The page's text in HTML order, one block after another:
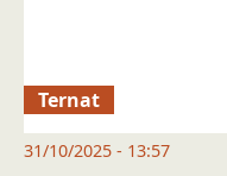
Ternat
31/10/2025 - 13:57